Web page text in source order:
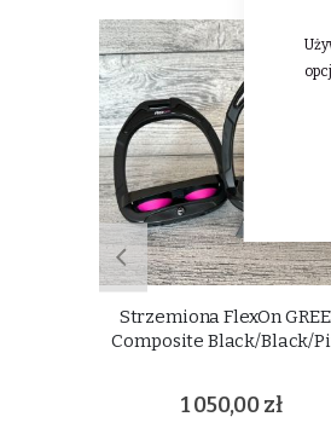
Strzemiona FlexOn
Composite Black/Black/
1 050,00 zł